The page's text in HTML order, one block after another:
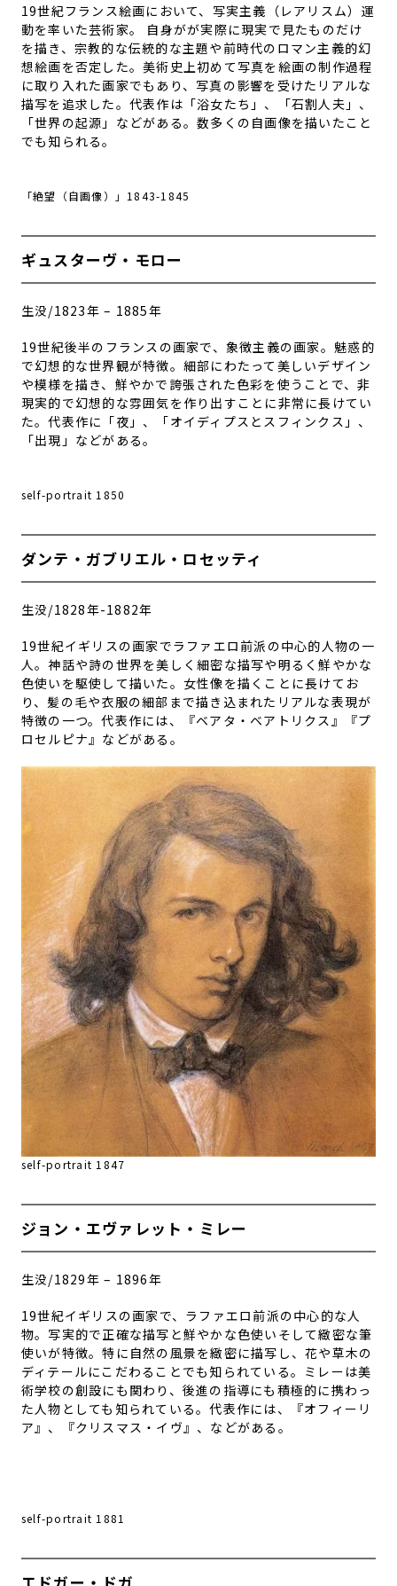
19世紀フランス絵画において、 写実主義（レアリスム）運
動を率いた芸術家。 自身がが実際に現実で見たものだけ
を描き、宗教的な伝統的な主題や前時代のロマン主義的幻
想絵画を否定した。美術史上初めて写真を絵画の制作過程
に取り入れた画家でもあり、写真の影響を受けたリアルな
描写を追求した。代表作は「浴女たち」、「石割人夫」、
「世界の起源」などがある。数多くの自画像を描いたこと
でも知られる。
「絶望（自画像）」1843-1845
ギュスターヴ・モロー
生没/1823年 – 1885年
19世紀後半のフランスの画家で、象徴主義の画家。 魅惑的
で幻想的な世界観が特徴。 細部にわたって美しいデザイン
や模様を描き、鮮やかで誇張された色彩を使うことで、非
現実的で幻想的な雰囲気を作り出すことに非常に長けてい
た。代表作に「夜」、「オイディプスとスフィンクス」、
「出現」などがある。
self-portrait 1850
ダンテ・ガブリエル・ロセッティ
生没/1828年-1882年
19世紀イギリスの画家でラファエロ前派の中心的人物の一
人。神話や詩の世界を美しく細密な描写や明るく鮮やかな
色使いを駆使して描いた。女性像を描くことに長けてお
り、髪の毛や衣服の細部まで描き込まれたリアルな表現が
特徴の一つ。代表作には、『ベアタ・ベアトリクス 』『プ
ロセルピナ』などがある。
self-portrait 1847
ジョン・エヴァレット・ミレー
生没/1829年 – 1896年
19世紀イギリスの画家で、ラファエロ前派の中心的な人
物。写実的で正確な描写と鮮やかな色使いそして緻密な筆
使いが特徴。特に自然の風景を緻密に描写し、花や草木の
ディテールにこだわることでも知られている。ミレーは美
術学校の創設にも関わり、後進の指導にも積極的に携わっ
た人物としても知られている。代表作には、『オフィーリ
ア』、『クリスマス・イヴ』、などがある。
self-portrait 1881